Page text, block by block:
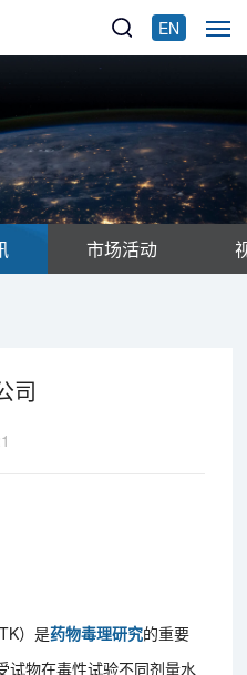
EN
市场活动
司
）是药物毒理研究的重要
试物在毒性试验不同剂量水